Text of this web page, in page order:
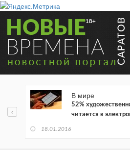
В мире
52%
читается в
18.01.2016